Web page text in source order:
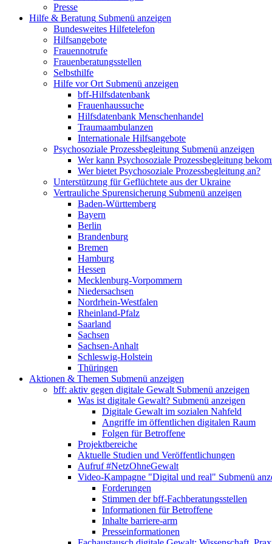
Presse
Hilfe & Beratung Submenü anzeigen
Bundesweites Hilfetelefon
Hilfsangebote
Frauennotrufe
Frauenberatungsstellen
Selbsthilfe
Hilfe vor Ort Submenü anzeigen
bff-Hilfsdatenbank
Frauenhaussuche
Hilfsdatenbank Menschenhandel
Traumaambulanzen
Internationale Hilfsangebote
Psychosoziale Prozessbegleitung Submenü anzeigen
Wer kann Psychosoziale Prozessbegleitung
Wer bietet Psychosoziale Prozessbegleitung an?
Unterstützung für Geflüchtete aus der Ukraine
Vertrauliche Spurensicherung Submenü anzeigen
Baden-Württemberg
Bayern
Berlin
Brandenburg
Bremen
Hamburg
Hessen
Mecklenburg-Vorpommern
Niedersachsen
Nordrhein-Westfalen
Rheinland-Pfalz
Saarland
Sachsen
Sachsen-Anhalt
Schleswig-Holstein
Thüringen
Aktionen & Themen Submenü anzeigen
bff: aktiv gegen digitale Gewalt Submenü anzeigen
Was ist digitale Gewalt? Submenü anzeigen
Digitale Gewalt im sozialen Nahfeld
Angriffe im öffentlichen digitalen Raum
Folgen für Betroffene
Projektbereiche
Aktuelle Studien und Veröffentlichungen
Aufruf #NetzOhneGewalt
Video-Kampagne "Digital und real" Submenü
Forderungen
Stimmen der bff-Fachberatungsstellen
Informationen für Betroffene
Inhalte barriere-arm
Presseinformationen